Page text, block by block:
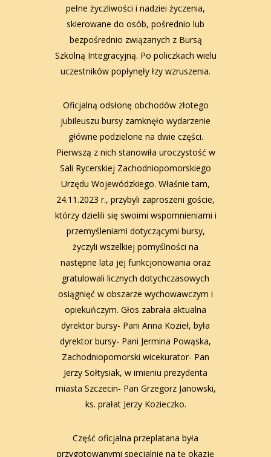
pełne życzliwości i nadziei życzenia,
skierowane do osób, pośrednio lub
bezpośrednio związanych z Bursą
Szkolną Integracyjną. Po policzkach wielu
uczestników popłynęły łzy wzruszenia.
Oficjalną odsłonę obchodów złotego
jubileuszu bursy zamknęło wydarzenie
główne podzielone na dwie części.
Pierwszą z nich stanowiła uroczystość w
Sali Rycerskiej Zachodniopomorskiego
Urzędu Wojewódzkiego. Właśnie tam,
24.11.2023 r., przybyli zaproszeni goście,
którzy dzielili się swoimi wspomnieniami i
przemyśleniami dotyczącymi bursy,
życzyli wszelkiej pomyślności na
następne lata jej funkcjonowania oraz
gratulowali licznych dotychczasowych
osiągnięć w obszarze wychowawczym i
opiekuńczym. Głos zabrała aktualna
dyrektor bursy- Pani Anna Kozieł, była
dyrektor bursy- Pani Jermina Powąska,
Zachodniopomorski wicekurator- Pan
Jerzy Sołtysiak, w imieniu prezydenta
miasta Szczecin- Pan Grzegorz Janowski,
ks. prałat Jerzy Kozieczko.
Część oficjalna przeplatana była
przygotowanymi specjalnie na tę okazję